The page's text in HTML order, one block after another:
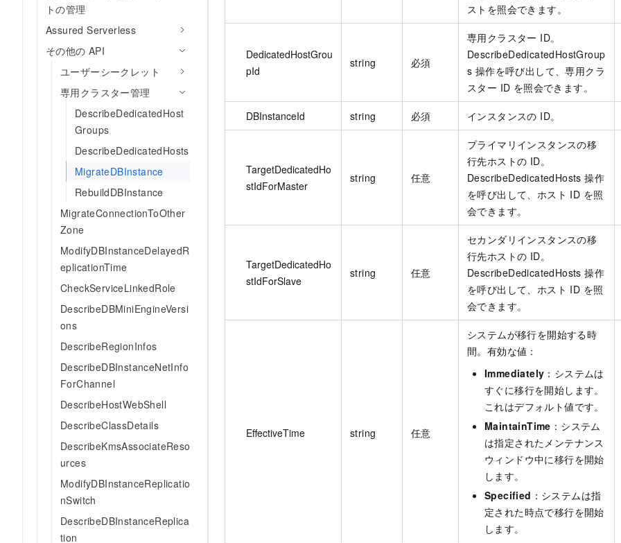
トの管理
Assured Serverless
その他の API
ユーザーシークレット
専用クラスター管理
DescribeDedicatedHost
Groups
DescribeDedicatedHosts
MigrateDBInstance
RebuildDBInstance
MigrateConnectionToOther
Zone
ModifyDBInstanceDelayedR
eplicationTime
CheckServiceLinkedRole
DescribeDBMiniEngineVersi
ons
DescribeRegionInfos
DescribeDBInstanceNetInfo
ForChannel
DescribeHostWebShell
DescribeClassDetails
DescribeKmsAssociateReso
urces
ModifyDBInstanceReplicatio
nSwitch
DescribeDBInstanceReplica
tion
ストを照会できます。
DedicatedHostGrou
pId
string 必須
専用クラスター ID。
DescribeDedicatedHostGroup
s 操作を呼び出して、専用クラ
スター ID を照会できます。
DBInstanceId string 必須 インスタンスの ID。
TargetDedicatedHo
stIdForMaster
string 任意
プライマリインスタンスの移
行先ホストの ID。
DescribeDedicatedHosts 操作
を呼び出して、ホスト ID を照
会できます。
TargetDedicatedHo
stIdForSlave
string 任意
セカンダリインスタンスの移
行先ホストの ID。
DescribeDedicatedHosts 操作
を呼び出して、ホスト ID を照
会できます。
EffectiveTime string 任意
システムが移行を開始する時
間。有効な値：
Immediately ：システムは
すぐに移行を開始します。
これはデフォルト値です。
MaintainTime ：システム
は指定されたメンテナンス
ウィンドウ中に移行を開始
します。
Specified ：システムは指
定された時点で移行を開始
します。